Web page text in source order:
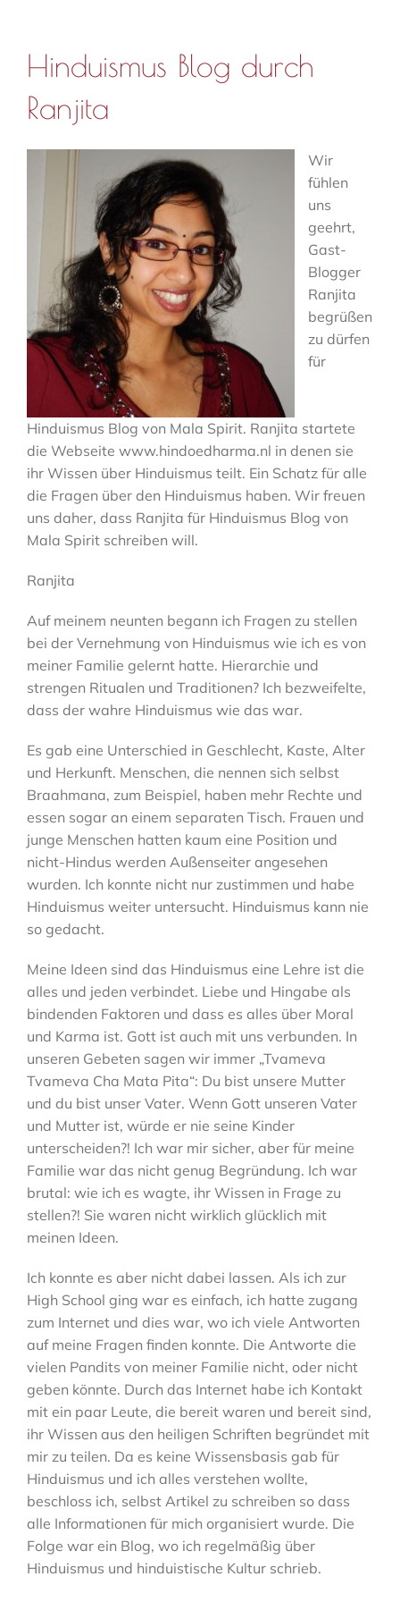
Hinduismus Blog durch
Ranjita
Wir
fühlen
uns
geehrt,
Gast-
Blogger
Ranjita
begrüßen
zu dürfen
für
Hinduismus Blog von Mala Spirit. Ranjita startete
die Webseite www.hindoedharma.nl in denen sie
ihr Wissen über Hinduismus teilt. Ein Schatz für alle
die Fragen über den Hinduismus haben. Wir freuen
uns daher, dass Ranjita für Hinduismus Blog von
Mala Spirit schreiben will.
Ranjita
Auf meinem neunten begann ich Fragen zu stellen
bei der Vernehmung von Hinduismus wie ich es von
meiner Familie gelernt hatte. Hierarchie und
strengen Ritualen und Traditionen? Ich bezweifelte,
dass der wahre Hinduismus wie das war.
Es gab eine Unterschied in Geschlecht, Kaste, Alter
und Herkunft. Menschen, die nennen sich selbst
Braahmana, zum Beispiel, haben mehr Rechte und
essen sogar an einem separaten Tisch. Frauen und
junge Menschen hatten kaum eine Position und
nicht-Hindus werden Außenseiter angesehen
wurden. Ich konnte nicht nur zustimmen und habe
Hinduismus weiter untersucht. Hinduismus kann nie
so gedacht.
Meine Ideen sind das Hinduismus eine Lehre ist die
alles und jeden verbindet. Liebe und Hingabe als
bindenden Faktoren und dass es alles über Moral
und Karma ist. Gott ist auch mit uns verbunden. In
unseren Gebeten sagen wir immer „Tvameva
Tvameva Cha Mata Pita“: Du bist unsere Mutter
und du bist unser Vater. Wenn Gott unseren Vater
und Mutter ist, würde er nie seine Kinder
unterscheiden?! Ich war mir sicher, aber für meine
Familie war das nicht genug Begründung. Ich war
brutal: wie ich es wagte, ihr Wissen in Frage zu
stellen?! Sie waren nicht wirklich glücklich mit
meinen Ideen.
Ich konnte es aber nicht dabei lassen. Als ich zur
High School ging war es einfach, ich hatte zugang
zum Internet und dies war, wo ich viele Antworten
auf meine Fragen finden konnte. Die Antworte die
vielen Pandits von meiner Familie nicht, oder nicht
geben könnte. Durch das Internet habe ich Kontakt
mit ein paar Leute, die bereit waren und bereit sind,
ihr Wissen aus den heiligen Schriften begründet mit
mir zu teilen. Da es keine Wissensbasis gab für
Hinduismus und ich alles verstehen wollte,
beschloss ich, selbst Artikel zu schreiben so dass
alle Informationen für mich organisiert wurde. Die
Folge war ein Blog, wo ich regelmäßig über
Hinduismus und hinduistische Kultur schrieb.